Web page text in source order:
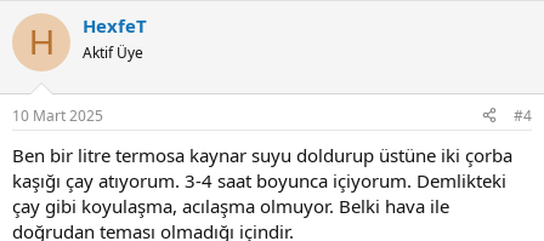
c
i
s
H HexfeT
Aktif Üye
10 Mart 2025 #4
Ben bir litre termosa kaynar suyu doldurup üstüne iki çorba
kaşığı çay atıyorum. 3-4 saat boyunca içiyorum. Demlikteki
çay gibi koyulaşma, acılaşma olmuyor. Belki hava ile
doğrudan teması olmadığı içindir.